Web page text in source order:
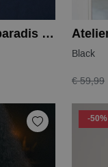
Atelier Amour oiseau de paradis shorty
Black
€ 59,99
-50%